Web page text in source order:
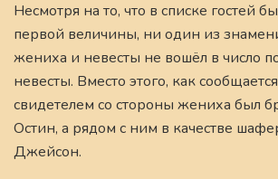
Несмотря на то, что в списке гостей
первой величины, ни один из
жениха и невесты не вошёл в число
невесты. Вместо этого, как
свидетелем со стороны жениха был
Остин, а рядом с ним в качестве
Джейсон.